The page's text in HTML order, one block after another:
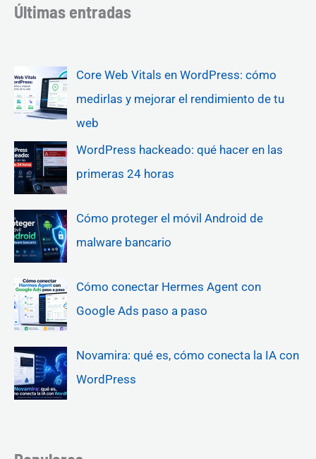
Últimas entradas
Core Web Vitals en WordPress: cómo
medirlas y mejorar el rendimiento de tu
web
WordPress hackeado: qué hacer en las
primeras 24 horas
Cómo proteger el móvil Android de
malware bancario
Cómo conectar Hermes Agent con
Google Ads paso a paso
Novamira: qué es, cómo conecta la IA con
WordPress